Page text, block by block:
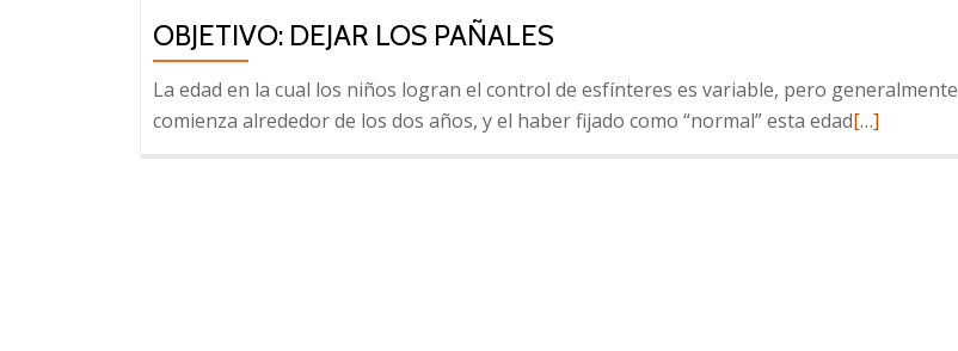
OBJETIVO: DEJAR LOS PAÑALES
La edad en la cual los niños logran el control de esfínteres es variable, pero generalmente
comienza alrededor de los dos años, y el haber fijado como “normal” esta edadLeer
[…]